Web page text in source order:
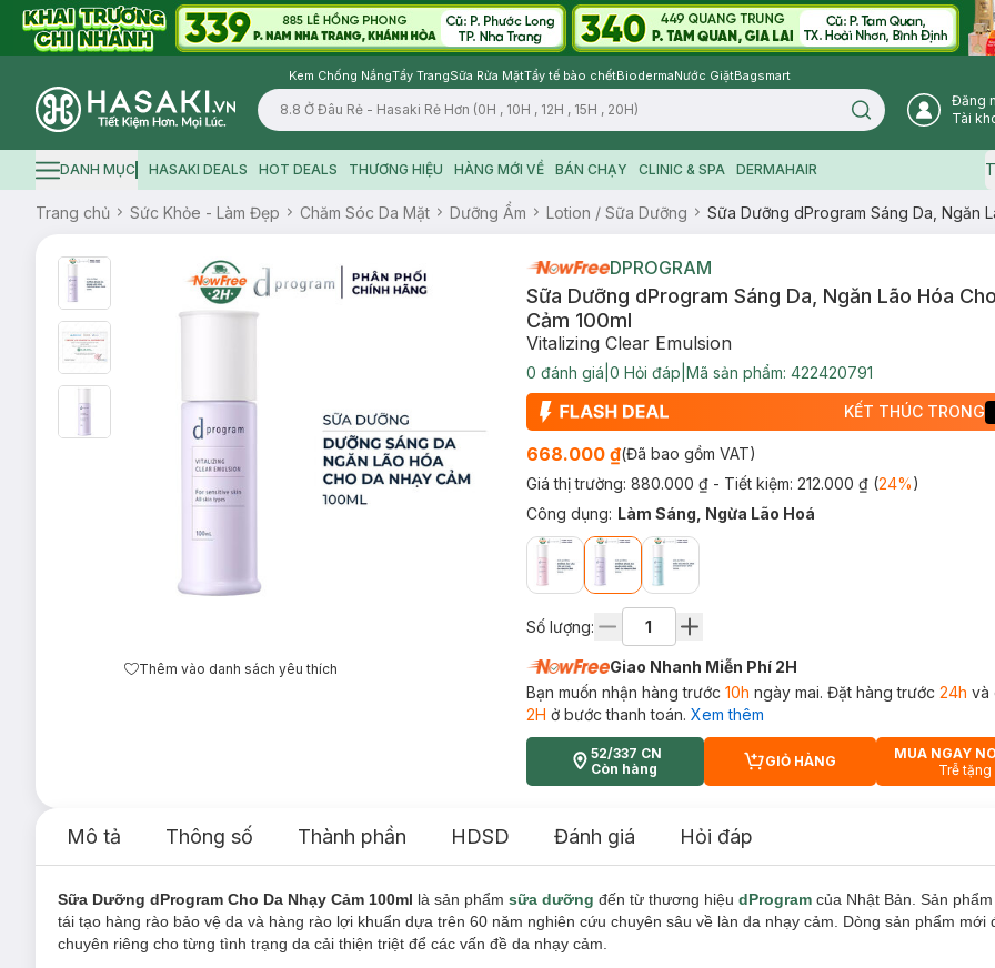
Kem Chống NắngTẩy TrangSữa Rửa MặtTẩy tế bào chếtBiodermaNước GiặtBagsmart
Logo
Search icon
Đăng
Tài
Hamburger icon
DANH MỤC HASAKI DEALS HOT DEALS THƯƠNG HIỆU HÀNG MỚI VỀ BÁN CHẠY CLINIC & SPA DERMAHAIR
Trang chủ Sức Khỏe - Làm Đẹp Chăm Sóc Da Mặt Dưỡng Ẩm Lotion / Sữa Dưỡng Sữa Dưỡng dProgram Sáng Da, Ngăn
Thêm vào danh sách yêu thích
DPROGRAM
Sữa Dưỡng dProgram Sáng Da, Ngăn Lão Hóa
Cảm 100ml
Vitalizing Clear Emulsion
0 đánh giá 0 Hỏi đáp Mã sản phẩm: 422420791
KẾT THÚC TRONG
668.000 ₫(Đã bao gồm VAT)
Giá thị trường: 880.000 ₫ - Tiết kiệm: 212.000 ₫(24%)
Công dụng: Làm Sáng, Ngừa Lão Hoá
Số lượng:
Giao Nhanh Miễn Phí 2H
Bạn muốn nhận hàng trước 10h ngày mai. Đặt hàng trước 24h và
2H ở bước thanh toán. Xem thêm
52/337 CN
Còn hàng
CART PLUS ICON
GIỎ HÀNG
MUA NGAY
Trễ tặng
Mô tả Thông số Thành phần HDSD Đánh giá Hỏi đáp
Sữa Dưỡng dProgram Cho Da Nhạy Cảm 100ml là sản phẩm sữa dưỡng đến từ thương hiệu dProgram của Nhật Bản. Sản
tái tạo hàng rào bảo vệ da và hàng rào lợi khuẩn dựa trên 60 năm nghiên cứu chuyên sâu về làn da nhạy cảm. Dòng sản phẩm mới
chuyên riêng cho từng tình trạng da cải thiện triệt để các vấn đề da nhạy cảm.